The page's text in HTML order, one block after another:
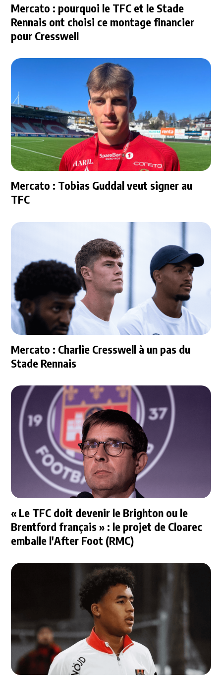
Mercato : pourquoi le TFC et le Stade
Rennais ont choisi ce montage financier
pour Cresswell
Mercato : Tobias Guddal veut signer au
TFC
Mercato : Charlie Cresswell à un pas du
Stade Rennais
« Le TFC doit devenir le Brighton ou le
Brentford français » : le projet de Cloarec
emballe l'After Foot (RMC)